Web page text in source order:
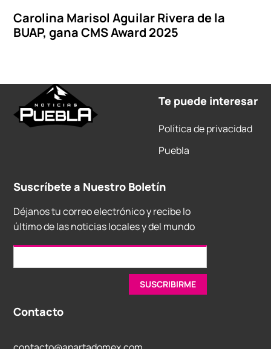
Carolina Marisol Aguilar Rivera de la
BUAP, gana CMS Award 2025
Te puede interesar
Política de privacidad
Puebla
Suscríbete a Nuestro Boletín
Déjanos tu correo electrónico y recibe lo
último de las noticias locales y del mundo
Contacto